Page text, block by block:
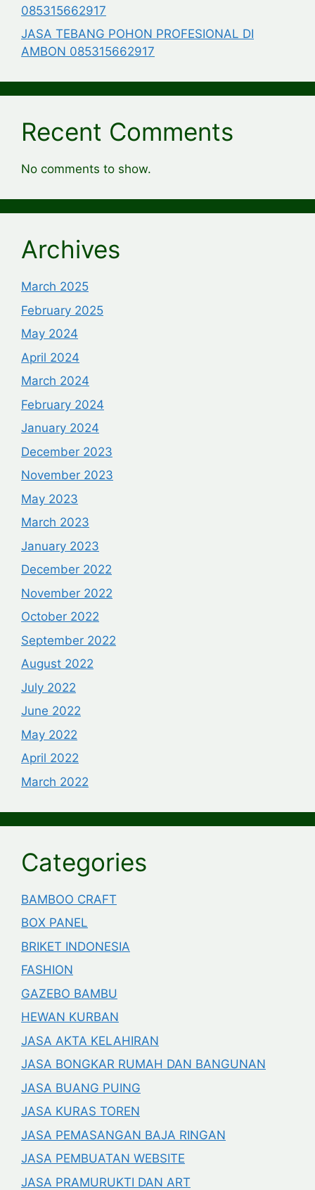
085315662917
JASA TEBANG POHON PROFESIONAL DI
AMBON 085315662917
Recent Comments
No comments to show.
Archives
March 2025
February 2025
May 2024
April 2024
March 2024
February 2024
January 2024
December 2023
November 2023
May 2023
March 2023
January 2023
December 2022
November 2022
October 2022
September 2022
August 2022
July 2022
June 2022
May 2022
April 2022
March 2022
Categories
BAMBOO CRAFT
BOX PANEL
BRIKET INDONESIA
FASHION
GAZEBO BAMBU
HEWAN KURBAN
JASA AKTA KELAHIRAN
JASA BONGKAR RUMAH DAN BANGUNAN
JASA BUANG PUING
JASA KURAS TOREN
JASA PEMASANGAN BAJA RINGAN
JASA PEMBUATAN WEBSITE
JASA PRAMURUKTI DAN ART